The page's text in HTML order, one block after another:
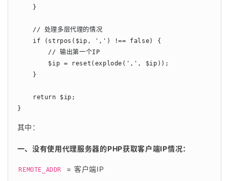
    }
    // 处理多层代理的情况
    if (strpos($ip, ',') !== false) {
        // 输出第一个IP
        $ip = reset(explode(',', $ip));
    }
    return $ip;
}
其中：
一、没有使用代理服务器的PHP获取客户端IP情况：
REMOTE_ADDR = 客户端IP